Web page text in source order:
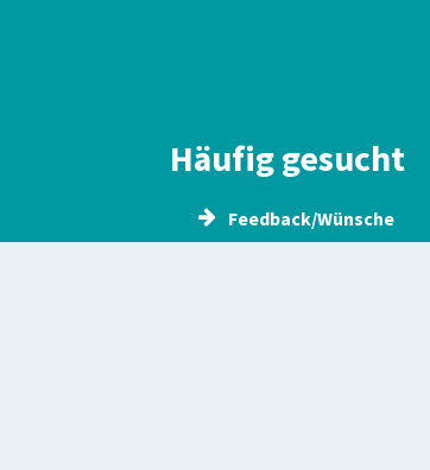
Häufig gesucht
Feedback/Wünsche